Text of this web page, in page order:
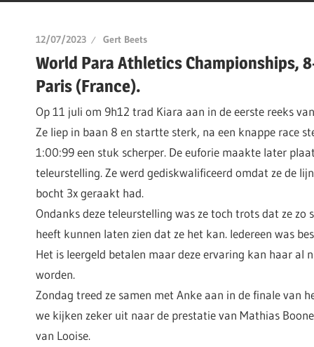
12/07/2023 Gert Beets
World Para Athletics Championships,
Paris (France).
Op 11 juli om 9h12 trad Kiara aan in de eerste reeks
Ze liep in baan 8 en startte sterk, na een knappe race
1:00:99 een stuk scherper. De euforie maakte later
teleurstelling. Ze werd gediskwalificeerd omdat ze de
bocht 3x geraakt had.
Ondanks deze teleurstelling was ze toch trots dat ze zo
heeft kunnen laten zien dat ze het kan. Iedereen was
Het is leergeld betalen maar deze ervaring kan haar al
worden.
Zondag treed ze samen met Anke aan in de finale van
we kijken zeker uit naar de prestatie van Mathias
van Looise.